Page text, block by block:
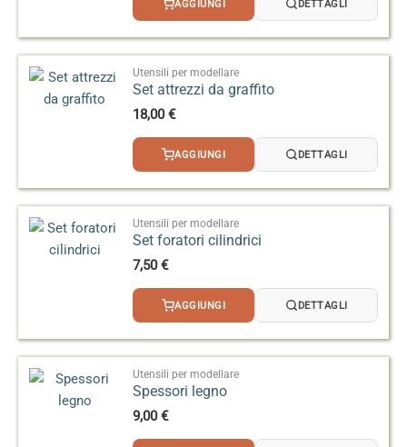
AGGIUNGI DETTAGLI
Utensili per modellare
Set attrezzi da graffito
18,00€
AGGIUNGI DETTAGLI
Utensili per modellare
Set foratori cilindrici
7,50€
AGGIUNGI DETTAGLI
Utensili per modellare
Spessori legno
9,00€